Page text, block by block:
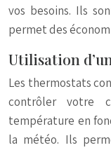
vos besoins. Ils
permet des
Utilisation
Les thermostats
contrôler votre
température en
la météo. Ils